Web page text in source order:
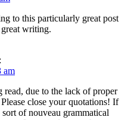
to this particularly great post
writing.
am
read, due to the lack of proper
close your quotations! If
of nouveau grammatical